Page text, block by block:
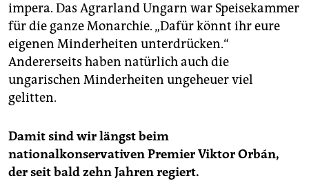
impera. Das Agrarland Ungarn war Speisekammer
für die ganze Monarchie. „Dafür könnt ihr eure
eigenen Minderheiten unterdrücken.“
Andererseits haben natürlich auch die
ungarischen Minderheiten ungeheuer viel
gelitten.
Damit sind wir längst beim
nationalkonservativen Premier Viktor Orbán,
der seit bald zehn Jahren regiert.